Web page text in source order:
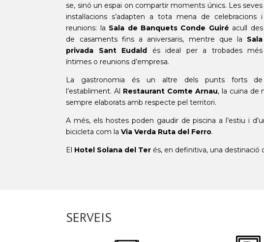
se, sinó un espai on compartir moments únics. Les seves
instal·lacions s’adapten a tota mena de celebracions i
reunions: la Sala de Banquets Conde Guiré acull des
de casaments fins a aniversaris, mentre que la Sala
privada Sant Eudald és ideal per a trobades més
íntimes o reunions d’empresa.
La gastronomia és un altre dels punts forts de
l’establiment. Al Restaurant Comte Arnau, la cuina de
sempre elaborats amb respecte pel territori.
A més, els hostes poden gaudir de piscina a l’estiu i
bicicleta com laVia Verda Ruta del Ferro.
El Hotel Solana del Ter és, en definitiva, una destinació
SERVEIS